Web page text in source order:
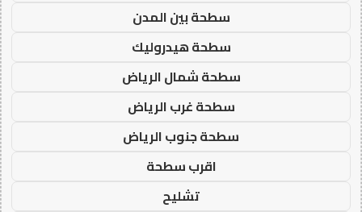
سطحة بين المدن
سطحة هيدروليك
سطحة شمال الرياض
سطحة غرب الرياض
سطحة جنوب الرياض
اقرب سطحة
تشليح